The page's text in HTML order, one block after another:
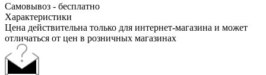
Самовывоз - бесплатно
Характеристики
Цена действительна только для интернет-магазина и может
отличаться от цен в розничных магазинах